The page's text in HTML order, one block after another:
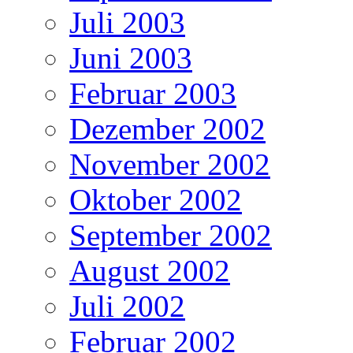
Juli 2003
Juni 2003
Februar 2003
Dezember 2002
November 2002
Oktober 2002
September 2002
August 2002
Juli 2002
Februar 2002